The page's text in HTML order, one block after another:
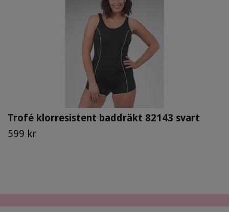
Trofé klorresistent baddräkt 82143 svart
599 kr